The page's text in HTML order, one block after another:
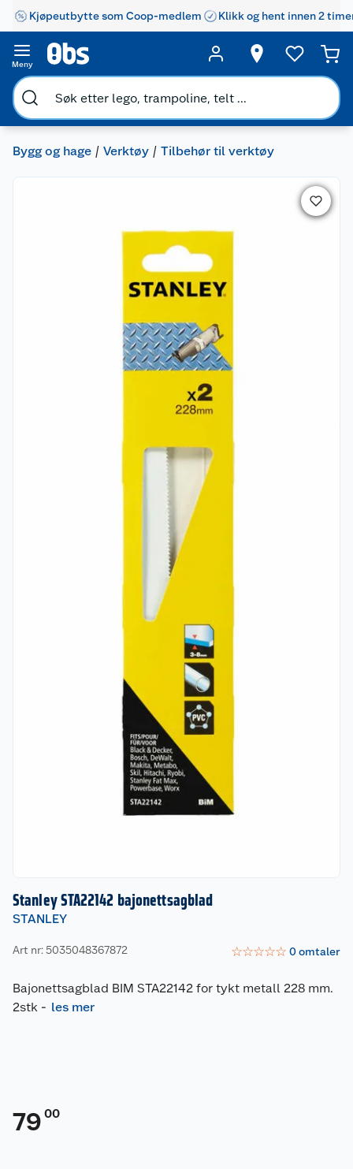
Kjøpeutbytte som Coop-medlem Klikk og hent innen 2
Meny
Bygg og hage Verktøy Tilbehør til verktøy
Stanley STA22142 bajonettsagblad
STANLEY
Art nr: 5035048367872 ☆☆☆☆☆ 0omtaler
Bajonettsagblad BIM STA22142 for tykt metall 228 mm.
2stk - les mer
79 00